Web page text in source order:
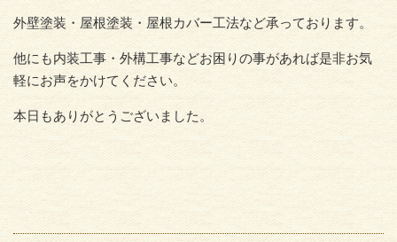
外壁塗装・屋根塗装・屋根カバー工法など承っております。
他にも内装工事・外構工事などお困りの事があれば是非お気
軽にお声をかけてください。
本日もありがとうございました。